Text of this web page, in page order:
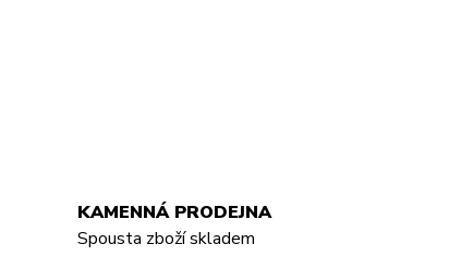
KAMENNÁ PRODEJNA
Spousta zboží skladem